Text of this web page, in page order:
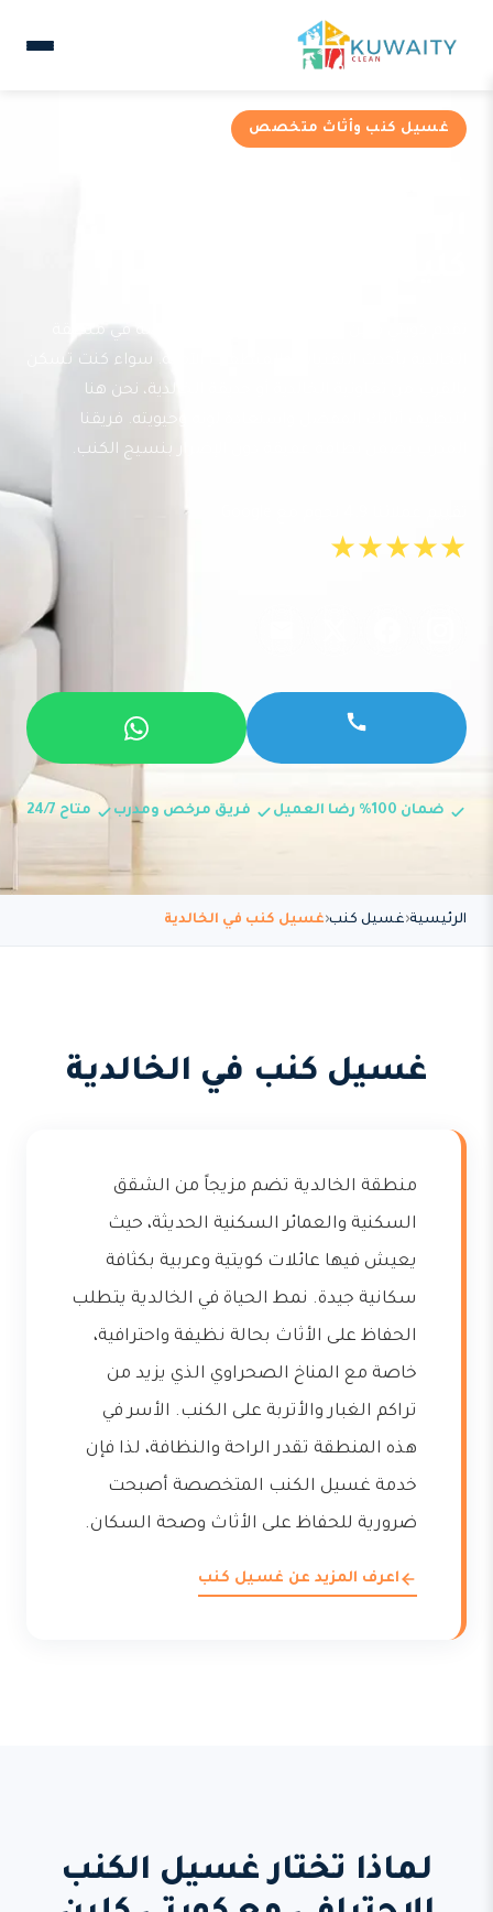
غسيل كنب وأثاث متخصص
تقدم كويتي كلين خدمة غسيل كنب متخصصة في منطقة
الخالدية بأحدث التقنيات والمنظفات الآمنة. سواء كنت تسكن
بالقرب من تعاونية الخالدية أو حديقة الخالدية، نحن هنا
لتنظيف أثاثك المفضل واستعادة لونه وحيويته. فريقنا
المدرب يضمن نظافة عميقة دون الإضرار بنسيج الكنب.
★★★★★
ضمان 100% رضا العميل فريق مرخص ومدرب متاح 24/7
الرئيسية غسيل كنب غسيل كنب في الخالدية
غسيل كنب في الخالدية
منطقة الخالدية تضم مزيجاً من الشقق
السكنية والعمائر السكنية الحديثة، حيث
يعيش فيها عائلات كويتية وعربية بكثافة
سكانية جيدة. نمط الحياة في الخالدية يتطلب
الحفاظ على الأثاث بحالة نظيفة واحترافية،
خاصة مع المناخ الصحراوي الذي يزيد من
تراكم الغبار والأتربة على الكنب. الأسر في
هذه المنطقة تقدر الراحة والنظافة، لذا فإن
خدمة غسيل الكنب المتخصصة أصبحت
ضرورية للحفاظ على الأثاث وصحة السكان.
اعرف المزيد عن غسيل كنب
لماذا تختار غسيل الكنب